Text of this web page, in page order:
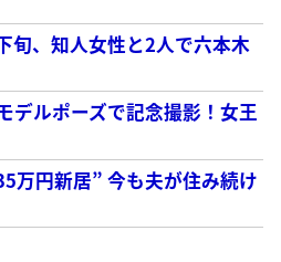
旬、知人女性と2人で六本木
デルポーズで記念撮影！女王
万円新居” 今も夫が住み続け